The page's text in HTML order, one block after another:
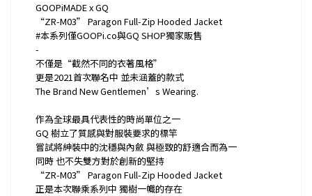
GOOPiMADE x GQ
“ZR-M03” Paragon Full-Zip Hooded Jacket
#本系列僅GOOPi.co與GQ SHOP獨家販售
-
不僅是“截然不同的衣著風格”
更是2021首次聯名中 並未涵蓋的款式
The Brand New Gentlemen’s Wearing.
作為全球最具代表性的時尚單位之一
GQ 樹立了質感與對服裝要求的標竿
嘗試將紳裝中的沈穩與內斂 與極致的舒適合而為一
同時 也不失雙方對於創新的堅持
“ZR-M03” Paragon Full-Zip Hooded Jacket
正是本次聯乘系列中 獨樹一幟的存在